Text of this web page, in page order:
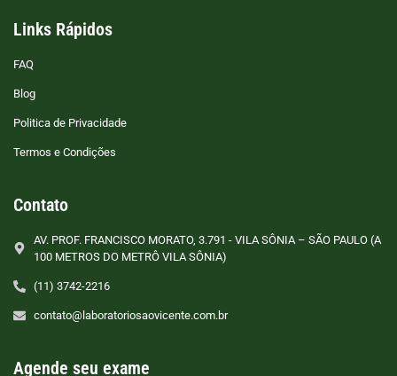
Links Rápidos
FAQ
Blog
Politica de Privacidade
Termos e Condições
Contato
AV. PROF. FRANCISCO MORATO, 3.791 - VILA SÔNIA – SÃO PAULO (A
100 METROS DO METRÔ VILA SÔNIA)
(11) 3742-2216
contato@laboratoriosaovicente.com.br
Agende seu exame